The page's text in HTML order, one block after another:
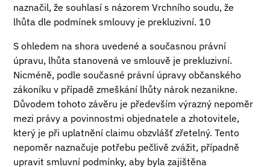
naznačil, že souhlasí s názorem Vrchního soudu, že
lhůta dle podmínek smlouvy je prekluzivní. 10
S ohledem na shora uvedené a současnou právní
úpravu, lhůta stanovená ve smlouvě je prekluzivní.
Nicméně, podle současné právní úpravy občanského
zákoníku v případě zmeškání lhůty nárok nezanikne.
Důvodem tohoto závěru je především výrazný nepoměr
mezi právy a povinnostmi objednatele a zhotovitele,
který je při uplatnění claimu obzvlášť zřetelný. Tento
nepoměr naznačuje potřebu pečlivě zvážit, případně
upravit smluvní podmínky, aby byla zajištěna